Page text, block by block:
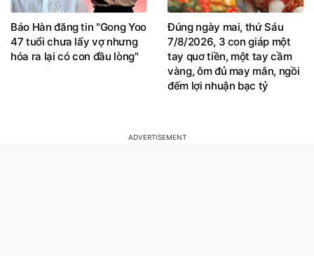
Báo Hàn đăng tin "Gong Yoo
47 tuổi chưa lấy vợ nhưng
Đúng ngày mai, thứ Sáu
7/8/2026, 3 con giáp một
tay quơ tiền, một tay cầm
vàng, ôm đủ may mắn, ngồi